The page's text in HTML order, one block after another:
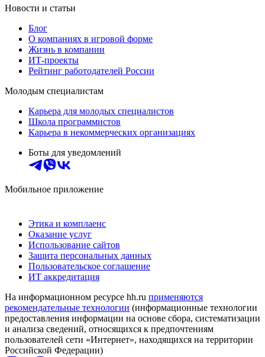
Новости и статьи
Блог
О компаниях в игровой форме
Жизнь в компании
ИТ-проекты
Рейтинг работодателей России
Молодым специалистам
Карьера для молодых специалистов
Школа программистов
Карьера в некоммерческих организациях
Боты для уведомлений
Мобильное приложение
Этика и комплаенс
Оказание услуг
Использование сайтов
Защита персональных данных
Пользовательское соглашение
ИТ аккредитация
На информационном ресурсе hh.ru применяются
рекомендательные технологии (информационные технологии
предоставления информации на основе сбора, систематизации
и анализа сведений, относящихся к предпочтениям
пользователей сети «Интернет», находящихся на территории
Российской Федерации)